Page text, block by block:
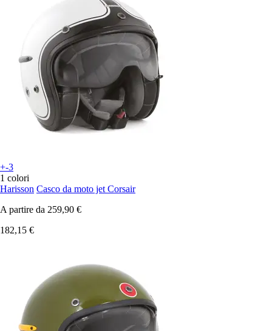
+-3
1 colori
Harisson Casco da moto jet Corsair
A partire da 259,90 €
182,15 €